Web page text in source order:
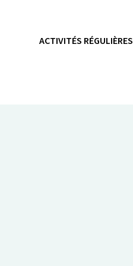
ACTIVITÉS RÉGULIÈRES